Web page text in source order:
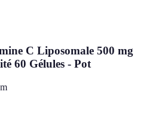
C Liposomale 500 mg
60 Gélules - Pot